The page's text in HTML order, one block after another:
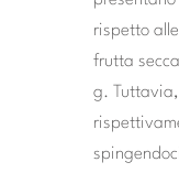
rispetto
frutta
g.